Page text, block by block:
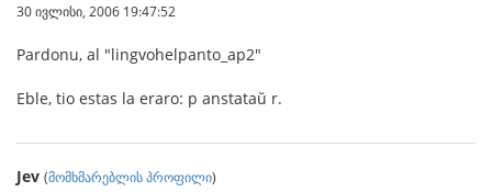
30 ივლისი, 2006 19:47:52
Pardonu, al "lingvohelpanto_ap2"
Eble, tio estas la eraro: p anstataŭ r.
Jev (მომხმარებლის პროფილი)